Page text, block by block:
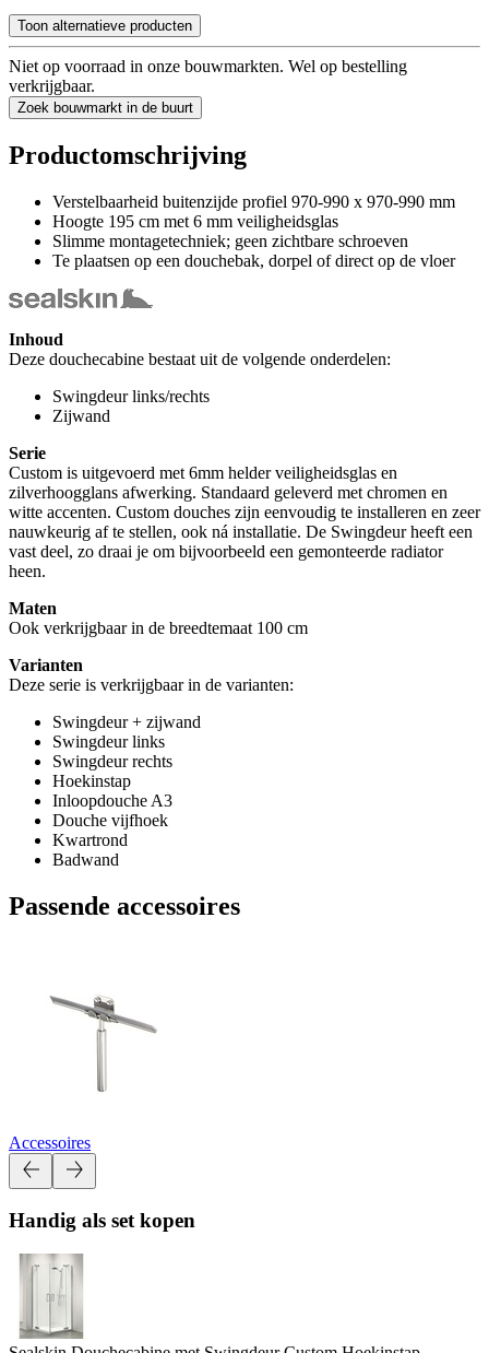
Toon alternatieve producten
Niet op voorraad in onze bouwmarkten. Wel op bestelling
verkrijgbaar.
Zoek bouwmarkt in de buurt
Productomschrijving
Verstelbaarheid buitenzijde profiel 970-990 x 970-990 mm
Hoogte 195 cm met 6 mm veiligheidsglas
Slimme montagetechniek; geen zichtbare schroeven
Te plaatsen op een douchebak, dorpel of direct op de vloer
Inhoud
Deze douchecabine bestaat uit de volgende onderdelen:
Swingdeur links/rechts
Zijwand
Serie
Custom is uitgevoerd met 6mm helder veiligheidsglas en
zilverhoogglans afwerking. Standaard geleverd met chromen en
witte accenten. Custom douches zijn eenvoudig te installeren en zeer
nauwkeurig af te stellen, ook ná installatie. De Swingdeur heeft een
vast deel, zo draai je om bijvoorbeeld een gemonteerde radiator
heen.
Maten
Ook verkrijgbaar in de breedtemaat 100 cm
Varianten
Deze serie is verkrijgbaar in de varianten:
Swingdeur + zijwand
Swingdeur links
Swingdeur rechts
Hoekinstap
Inloopdouche A3
Douche vijfhoek
Kwartrond
Badwand
Passende accessoires
Accessoires
Handig als set kopen